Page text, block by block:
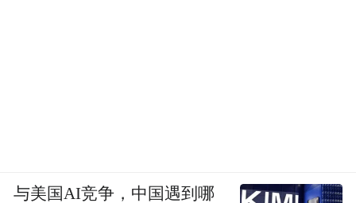
与美国AI竞争，中国遇到哪